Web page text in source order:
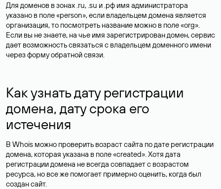
Для доменов в зонах .ru, .su и .рф имя администратора
указано в поле «person», если владельцем домена является
организация, то посмотреть название можно в поле «org».
Если вы не знаете, на чье имя зарегистрирован домен, сервис
дает возможность связаться с владельцем доменного имени
через форму обратной связи.
Как узнать дату регистрации
домена, дату срока его
истечения
В Whois можно проверить возраст сайта по дате регистрации
домена, которая указана в поле «created». Хотя дата
регистрации домена не всегда совпадает с возрастом
ресурса, но все же помогает примерно оценить, когда был
создан сайт.